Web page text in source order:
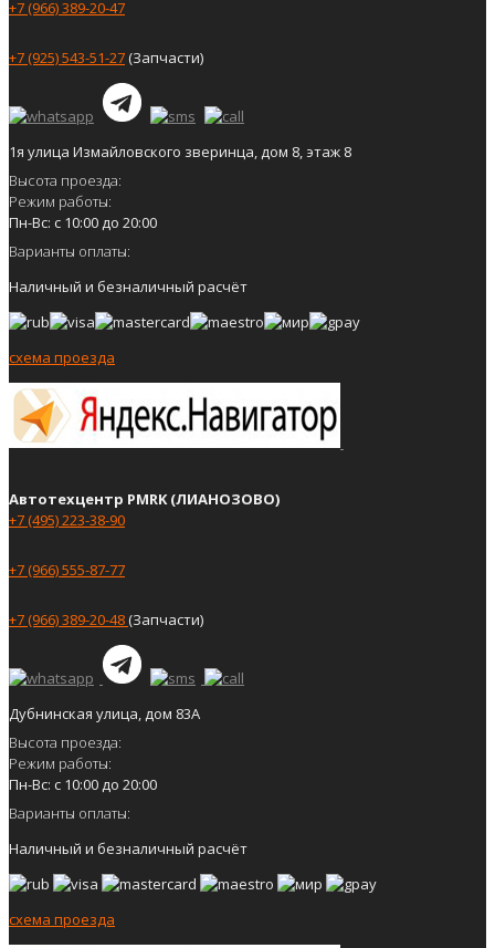
+7 (966) 389-20-47
+7 (925) 543-51-27(Запчасти)
1я улица Измайловского зверинца, дом 8, этаж 8
Высота проезда:
Режим работы:
Пн-Вс: с 10:00 до 20:00
Варианты оплаты:
Наличный и безналичный расчёт
схема проезда
Автотехцентр PMRK (ЛИАНОЗОВО)
+7 (495) 223-38-90
+7 (966) 555-87-77
+7 (966) 389-20-48(Запчасти)
Дубнинская улица, дом 83А
Высота проезда:
Режим работы:
Пн-Вс: с 10:00 до 20:00
Варианты оплаты:
Наличный и безналичный расчёт
схема проезда